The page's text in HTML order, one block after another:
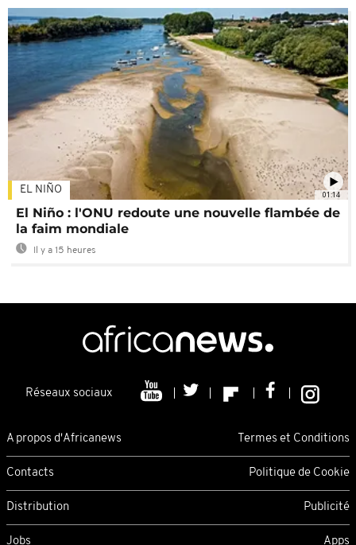
01:14
EL NIÑO
El Niño : l'ONU redoute une nouvelle flambée de
la faim mondiale
Il y a 15 heures
Réseaux sociaux
A propos d'Africanews Termes et Conditions
Contacts Politique de Cookie
Distribution Publicité
Jobs Apps